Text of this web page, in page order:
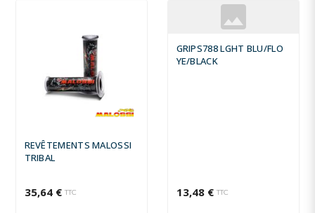
REVÊTEMENTS MALOSSI
TRIBAL
35,64 € TTC
GRIPS788 LGHT BLU/FLO
YE/BLACK
13,48 € TTC